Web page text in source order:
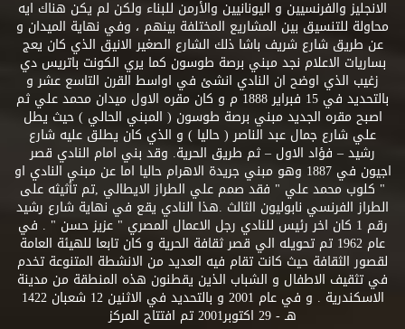
الانجليز والفرنسيين و اليونانيين والأرمن للبناء ولكن لم يكن هناك ايه
محاولة للتنسيق بين المشاريع المختلفة بينهم ، وفي نهاية الميدان و
عن طريق شارع شريف باشا ذلك الشارع الصغير الانيق الذي كان يعج
بساريات الاعلام نجد مبني برصة طوسون كما يري الكونت باتريس دي
زغيب الذي اوضح ان النادي انشئ في اواسط القرن التاسع عشر و
بالتحديد في 15 فبراير 1888 م و كان مقره الاول ميدان محمد علي ثم
اصبح مقره الجديد مبني برصة طوسون ( المبني الحالي ) حيث يطل
علي شارع جمال عبد الناصر ( حاليا ) و الذي كان يطلق عليه شارع
رشيد – فؤاد الاول – ثم طريق الحرية. وقد بني امام النادي قصر
اجيون في 1887 وهو مبني جريدة الاهرام حاليا اما عن مبني النادي او
" كلوب محمد علي " فقد صمم علي الطراز الايطالي ,تم تأثيثه على
الطراز الفرنسي نابوليون الثالث .هذا النادي يقع في نهاية شارع رشيد
رقم 1 كان اخر رئيس للنادي رجل الاعمال المصري " عزيز حسن " . في
عام 1962 تم تحويله الي قصر ثقافة الحرية و كان تابعا للهيئة العامة
لقصور الثقافة حيث كانت تقام فيه العديد من الانشطة المتنوعة تخدم
في تثقيف الاطفال و الشباب الذين يقطنون هذه المنطقة من مدينة
الاسكندرية . و في عام 2001 و بالتحديد في الاثنين 12 شعبان 1422
هـ - 29 اكتوبر2001 تم افتتاح المركز